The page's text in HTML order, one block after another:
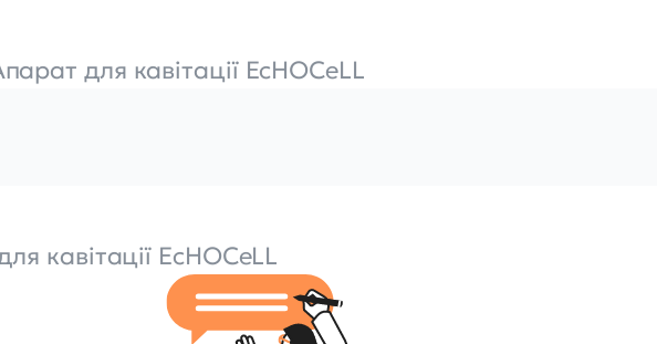
для кавітації EcHOCeLL
кавітації EcHOCeLL